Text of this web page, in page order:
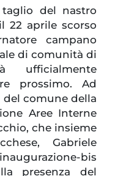
taglio del nastro
22 aprile scorso
campano
di comunità di
ufficialmente
prossimo. Ad
comune della
Aree Interne
che insieme
Gabriele
bis
presenza del